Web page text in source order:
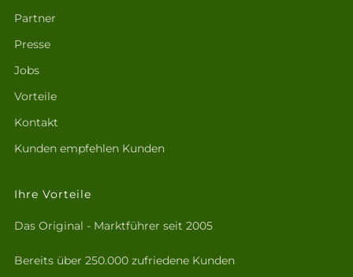
Partner
Presse
Jobs
Vorteile
Kontakt
Kunden empfehlen Kunden
Ihre Vorteile
Das Original - Marktführer seit 2005
Bereits über 250.000 zufriedene Kunden